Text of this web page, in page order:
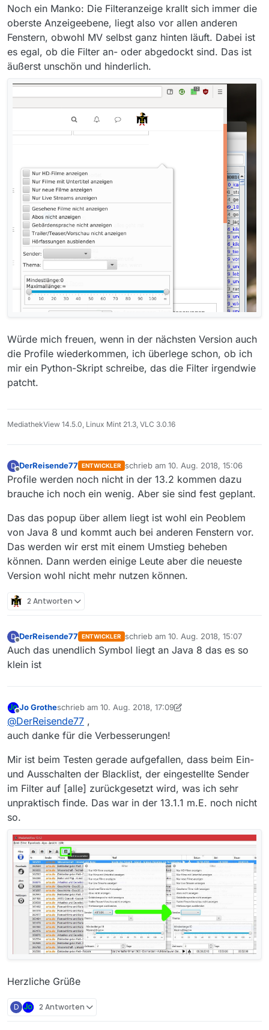
Noch ein Manko: Die Filteranzeige krallt sich immer die
oberste Anzeigeebene, liegt also vor allen anderen
Fenstern, obwohl MV selbst ganz hinten läuft. Dabei ist
es egal, ob die Filter an- oder abgedockt sind. Das ist
äußerst unschön und hinderlich.
Würde mich freuen, wenn in der nächsten Version auch
die Profile wiederkommen, ich überlege schon, ob ich
mir ein Python-Skript schreibe, das die Filter irgendwie
patcht.
MediathekView 14.5.0, Linux Mint 21.3, VLC 3.0.16
D
Offline
DerReisende77 ENTWICKLER schrieb am 10. Aug. 2018, 15:06
zuletzt editiert von
Profile werden noch nicht in der 13.2 kommen dazu
brauche ich noch ein wenig. Aber sie sind fest geplant.
Das das popup über allem liegt ist wohl ein Peoblem
von Java 8 und kommt auch bei anderen Fenstern vor.
Das werden wir erst mit einem Umstieg beheben
können. Dann werden einige Leute aber die neueste
Version wohl nicht mehr nutzen können.
2 Antworten
D
Offline
DerReisende77 ENTWICKLER schrieb am 10. Aug. 2018, 15:07
zuletzt editiert von
Auch das unendlich Symbol liegt an Java 8 das es so
klein ist
Offline
Jo Grotheschrieb am 10. Aug. 2018, 17:09
zuletzt editiert von Jo Grothe8. Okt. 2018, 19:19
@DerReisende77 ,
auch danke für die Verbesserungen!
Mir ist beim Testen gerade aufgefallen, dass beim Ein-
und Ausschalten der Blacklist, der eingestellte Sender
im Filter auf [alle] zurückgesetzt wird, was ich sehr
unpraktisch finde. Das war in der 13.1.1 m.E. noch nicht
so.
Herzliche Grüße
D 2 Antworten